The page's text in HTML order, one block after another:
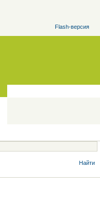
Flash-версия
Найти